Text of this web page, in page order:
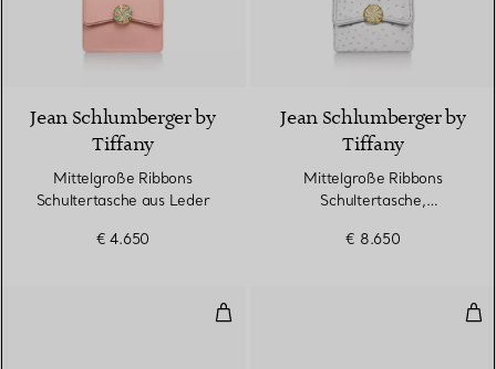
6 Farben
Jean Schlumberger by
Tiffany
Mittelgroße Ribbons
Schultertasche aus Leder
€ 4.650
Jean Schlumberger by
Tiffany
Mittelgroße Ribbons
Schultertasche,
€ 8.650
Mittelgroße Ribbons